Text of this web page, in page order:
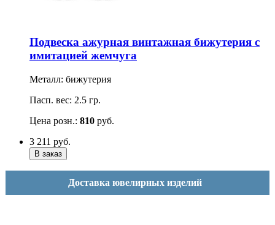
Подвеска ажурная винтажная бижутерия с
имитацией жемчуга
Металл: бижутерия
Пасп. вес: 2.5 гр.
Цена розн.: 810 руб.
3 211 руб.
Доставка ювелирных изделий